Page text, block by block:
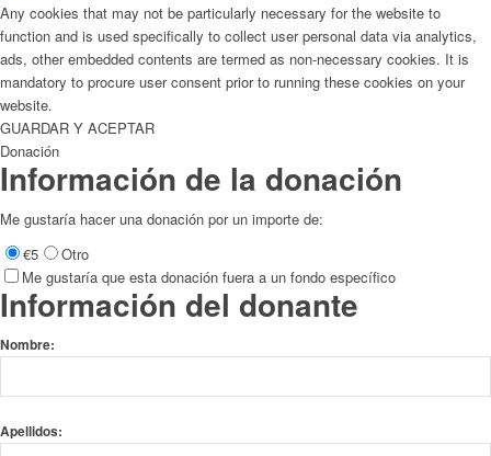
Any cookies that may not be particularly necessary for the website to
function and is used specifically to collect user personal data via analytics,
ads, other embedded contents are termed as non-necessary cookies. It is
mandatory to procure user consent prior to running these cookies on your
website.
GUARDAR Y ACEPTAR
Donación
Información de la donación
Me gustaría hacer una donación por un importe de:
€5
Otro
Me gustaría que esta donación fuera a un fondo específico
Información del donante
Nombre:
Apellidos: